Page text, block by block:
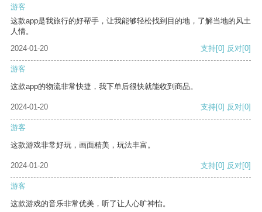
游客
这款app是我旅行的好帮手，让我能够轻松找到目的地，了解当地的风土
人情。
2024-01-20
支持[0] 反对[0]
游客
这款app的物流非常快捷，我下单后很快就能收到商品。
2024-01-20 支持[0] 反对[0]
游客
这款游戏非常好玩，画面精美，玩法丰富。
2024-01-20 支持[0] 反对[0]
游客
这款游戏的音乐非常优美，听了让人心旷神怡。